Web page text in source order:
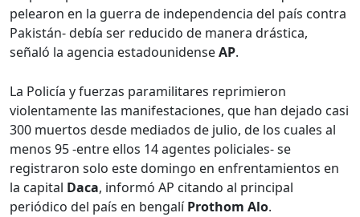
pelearon en la guerra de independencia del país contra
Pakistán- debía ser reducido de manera drástica,
señaló la agencia estadounidenseAP.
La Policía y fuerzas paramilitares reprimieron
violentamente las manifestaciones, que han dejado casi
300 muertos desde mediados de julio, de los cuales al
menos 95 -entre ellos 14 agentes policiales- se
registraron solo este domingo en enfrentamientos en
la capital Daca, informó AP citando al principal
periódico del país en bengalíProthom Alo.